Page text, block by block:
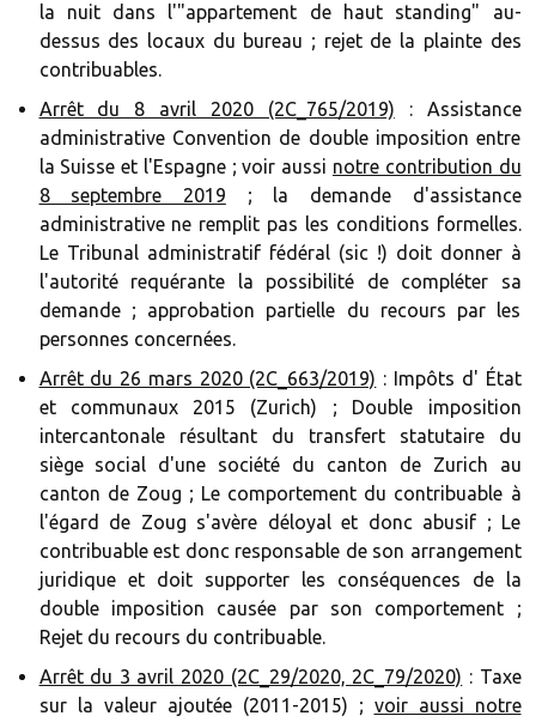
la nuit dans l'"appartement de haut standing" au-
dessus des locaux du bureau ; rejet de la plainte des
contribuables.
Arrêt du 8 avril 2020 (2C_765/2019) : Assistance
administrative Convention de double imposition entre
la Suisse et l'Espagne ; voir aussi notre contribution du
8 septembre 2019 ; la demande d'assistance
administrative ne remplit pas les conditions formelles.
Le Tribunal administratif fédéral (sic !) doit donner à
l'autorité requérante la possibilité de compléter sa
demande ; approbation partielle du recours par les
personnes concernées.
Arrêt du 26 mars 2020 (2C_663/2019) : Impôts d' État
et communaux 2015 (Zurich) ; Double imposition
intercantonale résultant du transfert statutaire du
siège social d'une société du canton de Zurich au
canton de Zoug ; Le comportement du contribuable à
l'égard de Zoug s'avère déloyal et donc abusif ; Le
contribuable est donc responsable de son arrangement
juridique et doit supporter les conséquences de la
double imposition causée par son comportement ;
Rejet du recours du contribuable.
Arrêt du 3 avril 2020 (2C_29/2020, 2C_79/2020) : Taxe
sur la valeur ajoutée (2011-2015) ; voir aussi notre